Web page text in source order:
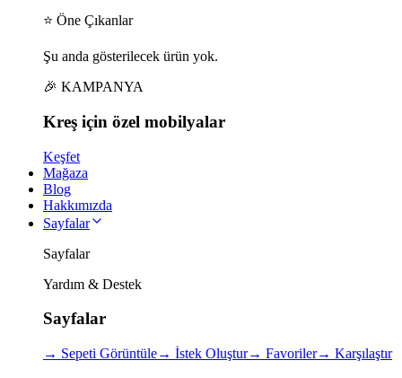
⭐ Öne Çıkanlar
Şu anda gösterilecek ürün yok.
🎉 KAMPANYA
Kreş için özel mobilyalar
Keşfet
Mağaza
Blog
Hakkımızda
Sayfalar
Sayfalar
Yardım & Destek
Sayfalar
→ Sepeti Görüntüle→ İstek Oluştur→ Favoriler→ Karşılaştır